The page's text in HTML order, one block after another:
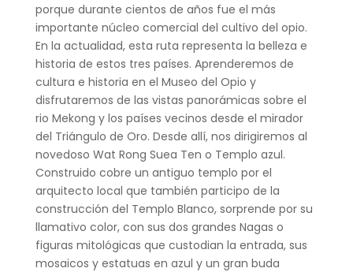
porque durante cientos de años fue el más
importante núcleo comercial del cultivo del opio.
En la actualidad, esta ruta representa la belleza e
historia de estos tres países. Aprenderemos de
cultura e historia en el Museo del Opio y
disfrutaremos de las vistas panorámicas sobre el
rio Mekong y los países vecinos desde el mirador
del Triángulo de Oro. Desde allí, nos dirigiremos al
novedoso Wat Rong Suea Ten o Templo azul.
Construido cobre un antiguo templo por el
arquitecto local que también participo de la
construcción del Templo Blanco, sorprende por su
llamativo color, con sus dos grandes Nagas o
figuras mitológicas que custodian la entrada, sus
mosaicos y estatuas en azul y un gran buda